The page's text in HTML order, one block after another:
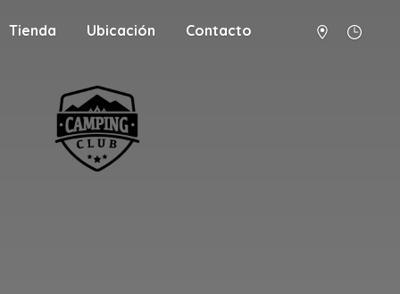
Tienda Ubicación Contacto